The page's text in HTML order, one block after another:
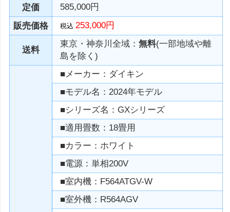
定価
585,000円
販売価格
税込253,000円
送料
東京・神奈川全域：無料(一部地域や離
島を除く)
■メーカー：ダイキン
■モデル名：2024年モデル
■シリーズ名：GXシリーズ
■適用畳数：18畳用
■カラー：ホワイト
■電源：単相200V
■室内機：F564ATGV-W
■室外機：R564AGV